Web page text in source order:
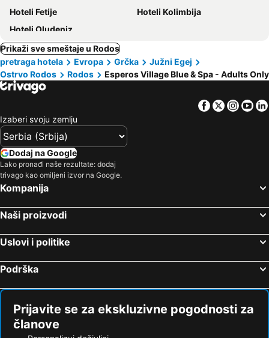
Hoteli Fetije
Hoteli Kolimbija
Hoteli Oludeniz
Prikaži sve smeštaje u Rodos
pretraga hotela
Evropa Grčka
Južni Egej
Ostrvo Rodos
Rodos Esperos Village Blue & Spa - Adults Only
Facebook
Twitter
Izaberi svoju zemlju
Dodaj na Google
Lako pronađi naše rezultate: dodaj
trivago kao omiljeni izvor na Google.
Kompanija
Naši proizvodi
Uslovi i politike
Podrška
Prijavite se za ekskluzivne pogodnosti za
članove